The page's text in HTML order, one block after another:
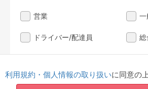
営業 一
ドライバー/配達員 総
利用規約・個人情報の取り扱いに同意の